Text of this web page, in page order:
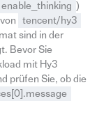
enable_thinking )
tencent/hy3
sind in der
Bevor Sie
mit Hy3
prüfen Sie, ob die